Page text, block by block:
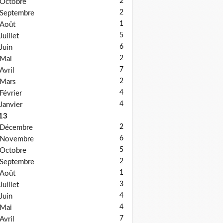
Octobre
Septembre 2
Août 1
Juillet 5
Juin 6
Mai 2
Avril 7
Mars 2
Février 4
Janvier 4
Décembre
2
Novembre 6
Octobre 5
Septembre 2
Août 1
Juillet 3
Juin 4
Mai 4
Avril 7